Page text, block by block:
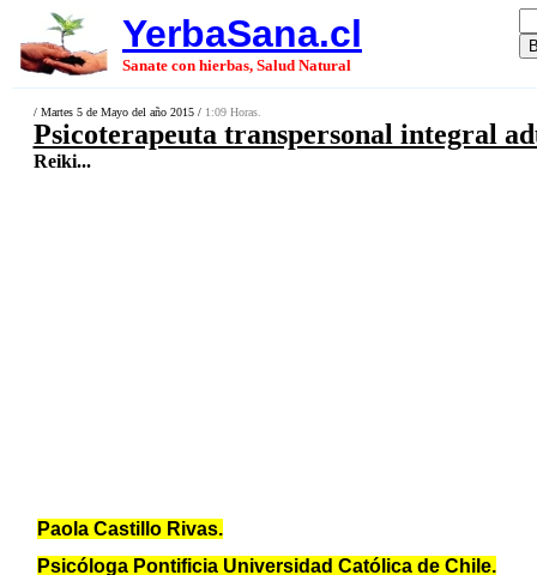
YerbaSana.cl
Sanate con hierbas, Salud Natural
/ Martes 5 de Mayo del año 2015 / 1:09 Horas.
Psicoterapeuta transpersonal integral
Reiki...
Paola Castillo Rivas.
Psicóloga Pontificia Universidad Católica de Chile.